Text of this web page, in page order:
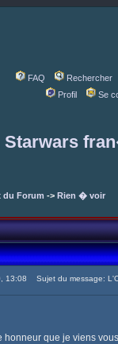
FAQ
Rechercher
Profil
Se
Starwars
du Forum -> Rien � voir
13:08 Sujet du message:
honneur que je viens